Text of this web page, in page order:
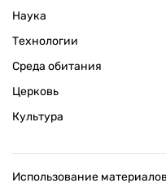
Наука
Технологии
Среда обитания
Церковь
Культура
Использование